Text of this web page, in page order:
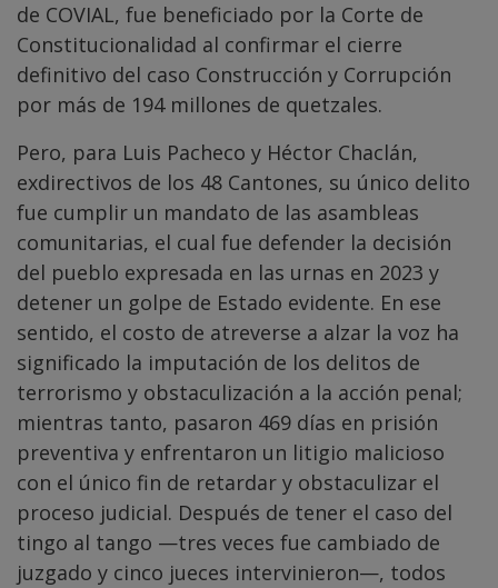
de COVIAL, fue beneficiado por la Corte de
Constitucionalidad al confirmar el cierre
definitivo del caso Construcción y Corrupción
por más de 194 millones de quetzales.
Pero, para Luis Pacheco y Héctor Chaclán,
exdirectivos de los 48 Cantones, su único delito
fue cumplir un mandato de las asambleas
comunitarias, el cual fue defender la decisión
del pueblo expresada en las urnas en 2023 y
detener un golpe de Estado evidente. En ese
sentido, el costo de atreverse a alzar la voz ha
significado la imputación de los delitos de
terrorismo y obstaculización a la acción penal;
mientras tanto, pasaron 469 días en prisión
preventiva y enfrentaron un litigio malicioso
con el único fin de retardar y obstaculizar el
proceso judicial. Después de tener el caso del
tingo al tango —tres veces fue cambiado de
juzgado y cinco jueces intervinieron—, todos